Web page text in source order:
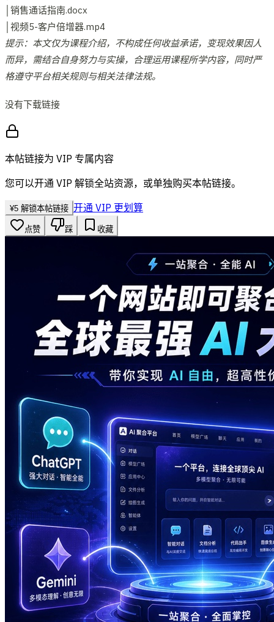
│销售通话指南.docx
│视频5-客户倍增器.mp4
提示：本文仅为课程介绍，不构成任何收益承诺，变现效果因人
而异，需结合自身努力与实操，合理运用课程所学内容，同时严
格遵守平台相关规则与相关法律法规。
没有下载链接
本帖链接为 VIP 专属内容
您可以开通 VIP 解锁全站资源，或单独购买本帖链接。
¥5 解锁本帖链接 开通 VIP 更划算
点赞 踩 收藏